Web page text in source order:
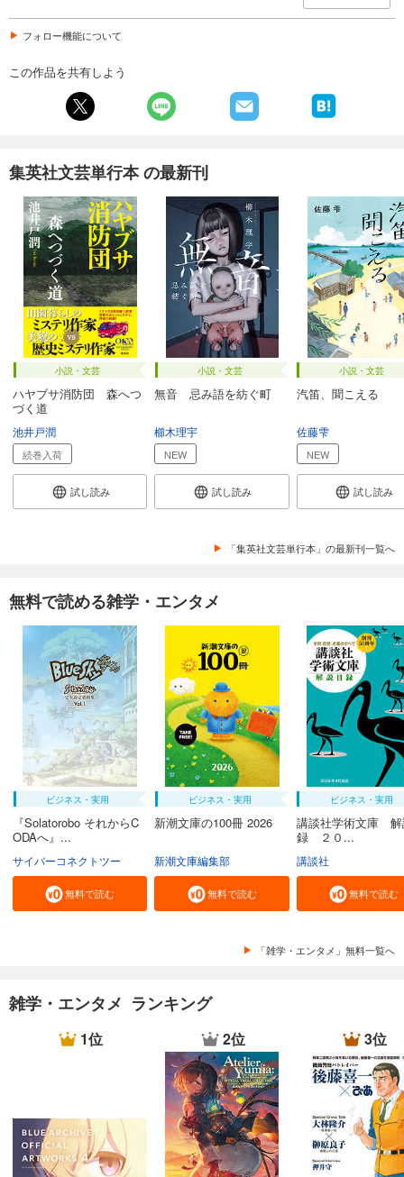
フォロー機能について
この作品を共有しよう
集英社文芸単行本 の最新刊
小説・文芸
ハヤブサ消防団 森へつ
づく道
池井戸潤
続巻入荷
試し読み
小説・文芸
無音 忌み語を紡ぐ町
櫛木理宇
NEW
試し読み
小説・文芸
汽笛、聞こえる
佐藤雫
NEW
試し読み
「集英社文芸単行本」の最新刊一覧へ
無料で読める雑学・エンタメ
ビジネス・実用
『Solatorobo それからC
ODAへ』...
サイバーコネクトツー
無料で読む
ビジネス・実用
新潮文庫の100冊 2026
新潮文庫編集部
無料で読む
ビジネス・実用
講談社学術文庫 解
録 ２０...
講談社
無料で読む
「雑学・エンタメ」無料一覧へ
雑学・エンタメ ランキング
1位 2位 3位